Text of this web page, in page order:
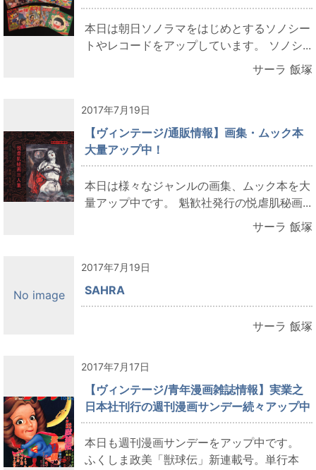
本日は朝日ソノラマをはじめとするソノシー
トやレコードをアップしています。 ソノシ...
サーラ 飯塚
2017年7月19日
【ヴィンテージ/通販情報】画集・ムック本
大量アップ中！
本日は様々なジャンルの画集、ムック本を大
量アップ中です。 魁歓社発行の悦虐肌秘画...
サーラ 飯塚
No image
2017年7月19日
SAHRA
サーラ 飯塚
2017年7月17日
【ヴィンテージ/青年漫画雑誌情報】実業之
日本社刊行の週刊漫画サンデー続々アップ中
本日も週刊漫画サンデーをアップ中です。
ふくしま政美「獣球伝」新連載号。単行本